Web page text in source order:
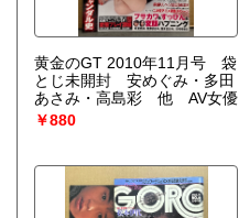
黄金のGT 2010年11月号 袋
とじ未開封 安めぐみ・多田
あさみ・高島彩 他 AV女優
￥880